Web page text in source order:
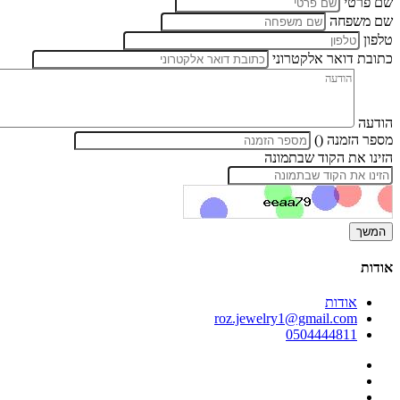
שם משפחה
טלפון
כתובת דואר אלקטרוני
הודעה
מספר הזמנה ()
הזינו את הקוד שבתמונה
אודות
אודות
roz.jewelry1@gmail.com
0504444811